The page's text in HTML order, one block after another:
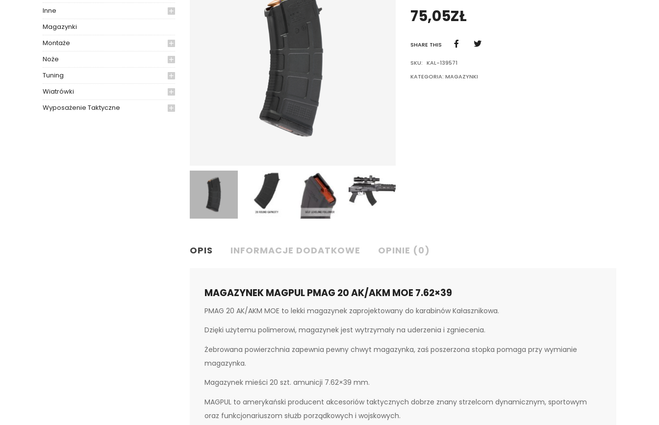
Inne
Magazynki
Montaże
Noże
Tuning
Wiatrówki
Wyposażenie Taktyczne
75,05ZŁ
SHARE THIS
SKU: KAL-139571
KATEGORIA: MAGAZYNKI
OPIS INFORMACJE DODATKOWE OPINIE (0)
MAGAZYNEK MAGPUL PMAG 20 AK/AKM MOE 7.62×39
PMAG 20 AK/AKM MOE to lekki magazynek zaprojektowany do karabinów Kałasznikowa.
Dzięki użytemu polimerowi, magazynek jest wytrzymały na uderzenia i zgniecenia.
Żebrowana powierzchnia zapewnia pewny chwyt magazynka, zaś poszerzona stopka pomaga przy wymianie
magazynka.
Magazynek mieści 20 szt. amunicji 7.62×39 mm.
MAGPUL to amerykański producent akcesoriów taktycznych dobrze znany strzelcom dynamicznym, sportowym
oraz funkcjonariuszom służb porządkowych i wojskowych.